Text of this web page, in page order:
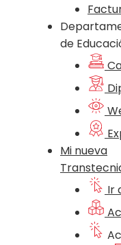
de
Mi nueva
Ir